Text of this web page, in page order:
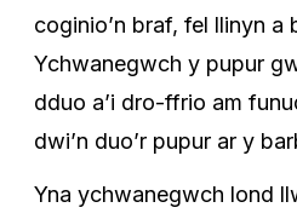
coginio’n braf, fel llinyn a
Ychwanegwch y pupur
dduo a’i dro-ffrio am
dwi’n duo’r pupur ar y
Yna ychwanegwch lond